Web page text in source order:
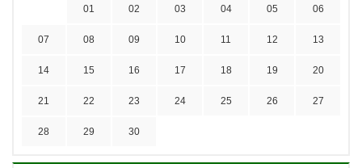
01 02 03 04 05 06
07 08 09 10 11 12 13
14 15 16 17 18 19 20
21 22 23 24 25 26 27
28 29 30